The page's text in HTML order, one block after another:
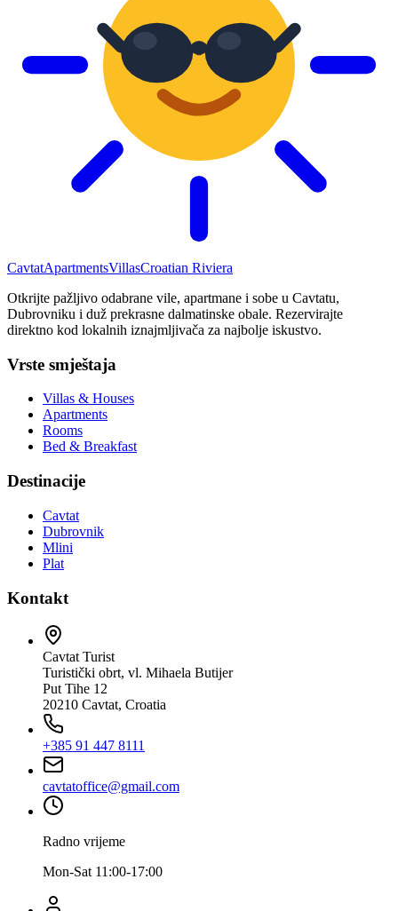
CavtatApartmentsVillasCroatian Riviera
Otkrijte pažljivo odabrane vile, apartmane i sobe u Cavtatu,
Dubrovniku i duž prekrasne dalmatinske obale. Rezervirajte
direktno kod lokalnih iznajmljivača za najbolje iskustvo.
Vrste smještaja
Villas & Houses
Apartments
Rooms
Bed & Breakfast
Destinacije
Cavtat
Dubrovnik
Mlini
Plat
Kontakt
Cavtat Turist
Turistički obrt, vl. Mihaela Butijer
Put Tihe 12
20210 Cavtat, Croatia
+385 91 447 8111
cavtatoffice@gmail.com
Radno vrijeme
Mon-Sat 11:00-17:00